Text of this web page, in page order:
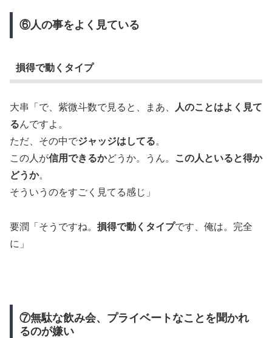
⑥人の事をよく見ている
損得で動くタイプ
大串「で、紫微斗数で見ると、まあ、
人のことはよく見て
るんですよ。
ただ、その中でジャッジはしてる。
この人が信用できるかどうか。うん。
この人といると得か
どうか。
そういうのをすごく見てる感じ」
要潤「そうですね。 損得で動くタイプです、俺は。完全
に」
⑦無駄な飲み会、プライベートなことを聞かれ
るのが嫌い